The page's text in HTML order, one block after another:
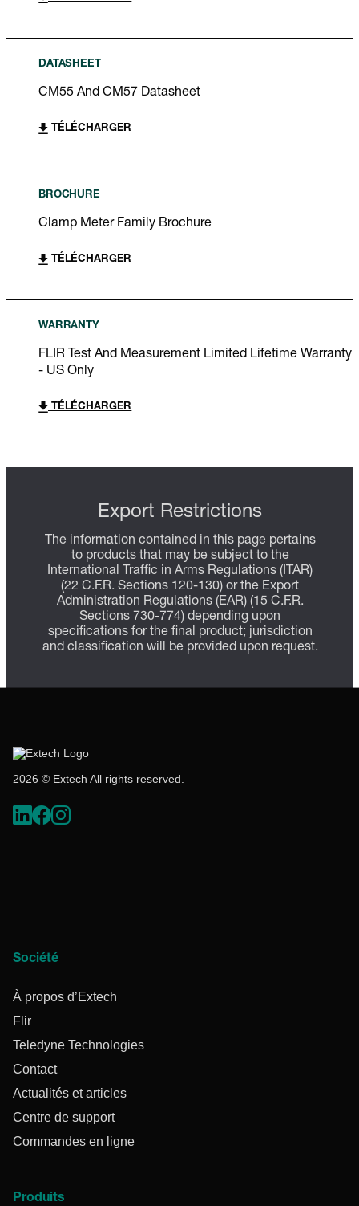
DATASHEET
CM55 And CM57 Datasheet
TÉLÉCHARGER
BROCHURE
Clamp Meter Family Brochure
TÉLÉCHARGER
WARRANTY
FLIR Test And Measurement Limited Lifetime Warranty
- US Only
TÉLÉCHARGER
Export Restrictions
The information contained in this page pertains
to products that may be subject to the
International Traffic in Arms Regulations (ITAR)
(22 C.F.R. Sections 120-130) or the Export
Administration Regulations (EAR) (15 C.F.R.
Sections 730-774) depending upon
specifications for the final product; jurisdiction
and classification will be provided upon request.
2026 © Extech All rights reserved.
Société
À propos d’Extech
Flir
Teledyne Technologies
Contact
Actualités et articles
Centre de support
Commandes en ligne
Produits